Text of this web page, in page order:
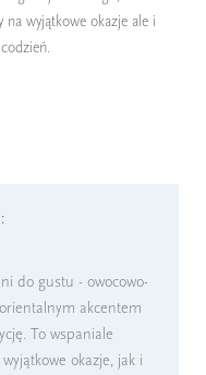
wyjątkowe okazje ale i
do gustu - owocowo-
akcentem
To wspaniale
okazje, jak i